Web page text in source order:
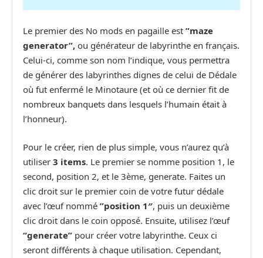
Le premier des No mods en pagaille est ”maze
generator”, ou générateur de labyrinthe en français.
Celui-ci, comme son nom l’indique, vous permettra
de générer des labyrinthes dignes de celui de Dédale
où fut enfermé le Minotaure (et où ce dernier fit de
nombreux banquets dans lesquels l’humain était à
l’honneur).
Pour le créer, rien de plus simple, vous n’aurez qu’à
utiliser 3 items. Le premier se nomme position 1, le
second, position 2, et le 3ème, generate. Faites un
clic droit sur le premier coin de votre futur dédale
avec l’œuf nommé ”position 1″, puis un deuxième
clic droit dans le coin opposé. Ensuite, utilisez l’œuf
“generate” pour créer votre labyrinthe. Ceux ci
seront différents à chaque utilisation. Cependant,